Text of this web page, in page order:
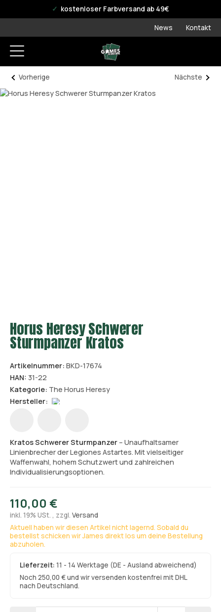
offizieller WPN Storekostenloser Farbversand ab 49€
News Kontakt
Vorherige Nächste
Horus Heresy Schwerer
Sturmpanzer Kratos
Artikelnummer: BKD-17674
HAN: 31-22
Kategorie: The Horus Heresy
Hersteller:
Kratos Schwerer Sturmpanzer – Unaufhaltsamer
Linienbrecher der Legiones Astartes. Mit vielseitiger
Waffenwahl, hohem Schutzwert und zahlreichen
Individualisierungsoptionen.
110,00 €
inkl. 19% USt. , zzgl. Versand
Aktuell haben wir diesen Artikel nicht lagernd. Sobald du
bestellst schicken wir James direkt los um deine Bestellung
abzuholen.
Lieferzeit:11 - 14 Werktage (DE - Ausland abweichend)
Noch 250,00 € und wir versenden kostenfrei mit DHL
nach Deutschland.